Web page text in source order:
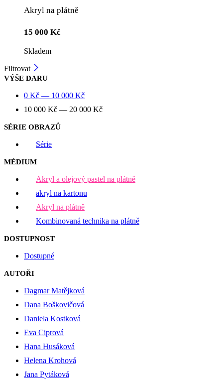
Akryl na plátně
15 000 Kč
Skladem
Filtrovat
VÝŠE DARU
0 Kč — 10 000 Kč
10 000 Kč — 20 000 Kč
SÉRIE OBRAZŮ
Série
MÉDIUM
Akryl a olejový pastel na plátně
akryl na kartonu
Akryl na plátně
Kombinovaná technika na plátně
DOSTUPNOST
Dostupné
AUTOŘI
Dagmar Matějková
Dana Boškovičová
Daniela Kostková
Eva Ciprová
Hana Husáková
Helena Krohová
Jana Pytáková